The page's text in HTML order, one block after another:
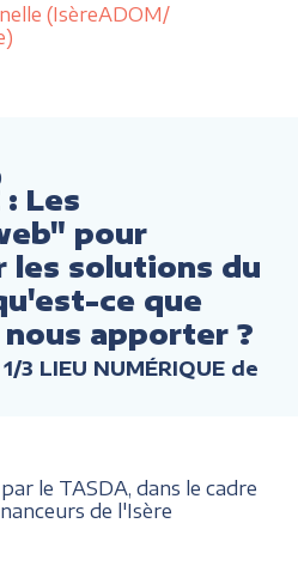
(IsèreADOM/
: Les
pour
les solutions du
ce que
apporter ?
3 LIEU NUMÉRIQUE de
le TASDA, dans le cadre
de l'Isère